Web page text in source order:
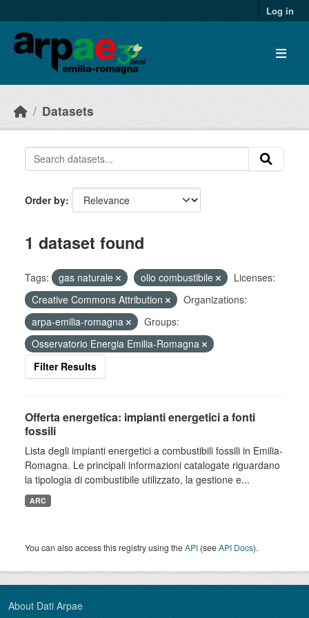
Log in
Datasets
Order by
1 dataset found
Tags: gas naturale olio combustibile
Licenses:
Creative Commons Attribution
Organizations:
arpa-emilia-romagna
Groups:
Osservatorio Energia Emilia-Romagna
Filter Results
Offerta energetica: impianti energetici a fonti
fossili
Lista degli impianti energetici a combustibili fossili in Emilia-
Romagna. Le principali informazioni catalogate riguardano
la tipologia di combustibile utilizzato, la gestione e...
ARC
You can also access this registry using theAPI (seeAPI Docs).
About Dati Arpae